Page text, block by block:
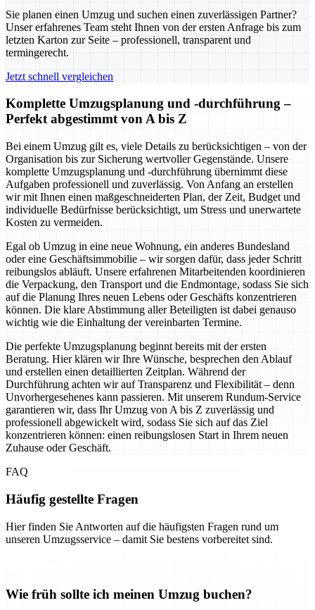
Sie planen einen Umzug und suchen einen zuverlässigen Partner?
Unser erfahrenes Team steht Ihnen von der ersten Anfrage bis zum
letzten Karton zur Seite – professionell, transparent und
termingerecht.
Jetzt schnell vergleichen
Komplette Umzugsplanung und -durchführung –
Perfekt abgestimmt von A bis Z
Bei einem Umzug gilt es, viele Details zu berücksichtigen – von der
Organisation bis zur Sicherung wertvoller Gegenstände. Unsere
komplette Umzugsplanung und -durchführung übernimmt diese
Aufgaben professionell und zuverlässig. Von Anfang an erstellen
wir mit Ihnen einen maßgeschneiderten Plan, der Zeit, Budget und
individuelle Bedürfnisse berücksichtigt, um Stress und unerwartete
Kosten zu vermeiden.
Egal ob Umzug in eine neue Wohnung, ein anderes Bundesland
oder eine Geschäftsimmobilie – wir sorgen dafür, dass jeder Schritt
reibungslos abläuft. Unsere erfahrenen Mitarbeitenden koordinieren
die Verpackung, den Transport und die Endmontage, sodass Sie sich
auf die Planung Ihres neuen Lebens oder Geschäfts konzentrieren
können. Die klare Abstimmung aller Beteiligten ist dabei genauso
wichtig wie die Einhaltung der vereinbarten Termine.
Die perfekte Umzugsplanung beginnt bereits mit der ersten
Beratung. Hier klären wir Ihre Wünsche, besprechen den Ablauf
und erstellen einen detaillierten Zeitplan. Während der
Durchführung achten wir auf Transparenz und Flexibilität – denn
Unvorhergesehenes kann passieren. Mit unserem Rundum-Service
garantieren wir, dass Ihr Umzug von A bis Z zuverlässig und
professionell abgewickelt wird, sodass Sie sich auf das Ziel
konzentrieren können: einen reibungslosen Start in Ihrem neuen
Zuhause oder Geschäft.
FAQ
Häufig gestellte Fragen
Hier finden Sie Antworten auf die häufigsten Fragen rund um
unseren Umzugsservice – damit Sie bestens vorbereitet sind.
Wie früh sollte ich meinen Umzug buchen?